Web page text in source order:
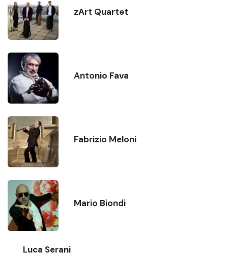
zArt Quartet
Antonio Fava
Fabrizio Meloni
Mario Biondi
Luca Serani